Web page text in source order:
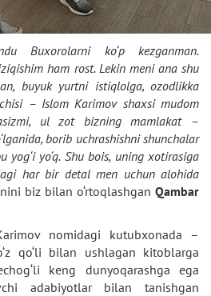
Buxorolarni ko‘p kezganman.
ham rost. Lekin meni ana shu
buyuk yurtni istiqlolga, ozodlikka
– Islom Karimov shaxsi mudom
ul zot bizning mamlakat –
borib uchrashishni shunchalar
yo‘q. Shu bois, uning xotirasiga
har bir detal men uchun alohida
biz bilan o‘rtoqlashgan Qambar
nomidagi kutubxonada –
qo‘li bilan ushlagan kitoblarga
keng dunyoqarashga ega
adabiyotlar bilan tanishgan